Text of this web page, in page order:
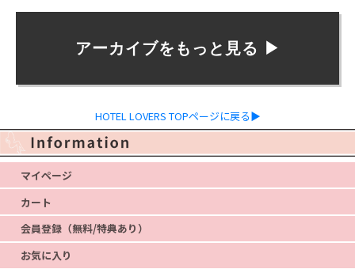
アーカイブをもっと見る ▶︎
HOTEL LOVERS TOPページに戻る▶
マイページ
カート
会員登録（無料/特典あり）
お気に入り